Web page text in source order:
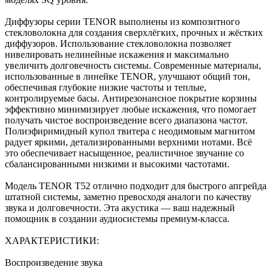
Диффузоры серии TENOR выполнены из композитного
стекловолокна для создания сверхлёгких, прочных и жёстких
диффузоров. Использование стекловолокна позволяет
нивелировать нелинейные искажения и максимально
увеличить долговечность системы. Современные материалы,
использованные в линейке TENOR, улучшают общий тон,
обеспечивая глубокие низкие частоты и теплые,
контролируемые басы. Антирезонансное покрытие корзины
эффективно минимизирует любые искажения, что помогает
получать чистое воспроизведение всего диапазона частот.
Полиэфиримидный купол твитера с неодимовым магнитом
радует яркими, детализированными верхними нотами. Всё
это обеспечивает насыщенное, реалистичное звучание со
сбалансированными низкими и высокими частотами.
Модель TENOR T52 отлично подходит для быстрого апгрейда
штатной системы, заметно превосходя аналоги по качеству
звука и долговечности. Эта акустика — ваш надежный
помощник в создании аудиосистемы премиум-класса.
ХАРАКТЕРИСТИКИ:
Воспроизведение звука